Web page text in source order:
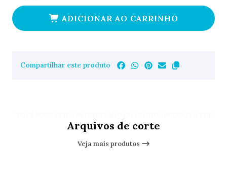
ADICIONAR AO CARRINHO
Compartilhar este produto
Arquivos de corte
Veja mais produtos